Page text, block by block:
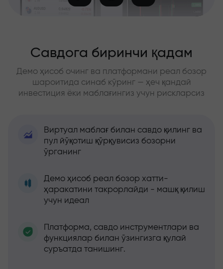
Савдога биринчи қадам
Демо ҳисоб очинг ва платформани реал бозор
шароитида синаб кўринг — ҳеч қандай
инвестиция ёки маблағингиз учун рискларсиз
Виртуал маблағ билан савдо қилинг ва
пул йўқотиш қўрқувисиз бозорни
ўрганинг
Демо ҳисоб реал бозор хатти-
ҳаракатини такрорлайди - машқ қилиш
учун идеал
Платформа, савдо инструментлари ва
функциялар билан ўзингизга қулай
суръатда танишинг.